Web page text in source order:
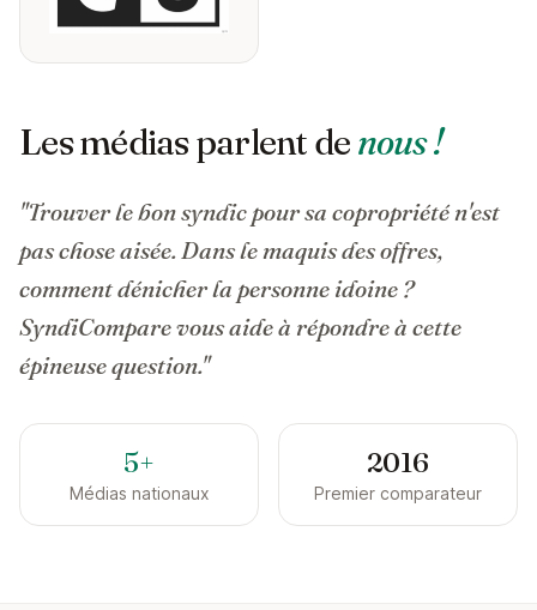
Les médias parlent denous !
"Trouver le bon syndic pour sa copropriété n'est
pas chose aisée. Dans le maquis des offres,
comment dénicher la personne idoine ?
SyndiCompare vous aide à répondre à cette
épineuse question."
5+
Médias nationaux
2016
Premier comparateur